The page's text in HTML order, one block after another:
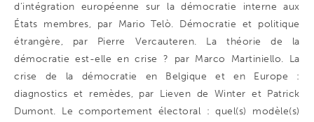
d’intégration européenne sur la démocratie interne aux
États membres, par Mario Telò. Démocratie et politique
étrangère, par Pierre Vercauteren. La théorie de la
démocratie est-elle en crise ? par Marco Martiniello. La
crise de la démocratie en Belgique et en Europe :
diagnostics et remèdes, par Lieven de Winter et Patrick
Dumont. Le comportement électoral : quel(s) modèle(s)